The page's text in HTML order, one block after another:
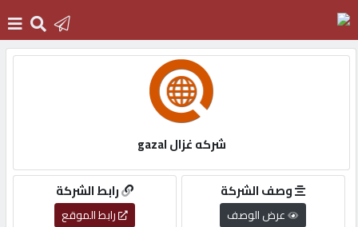
التسجيل
شركه غزال gazal
رابط الشركة
رابط الموقع
وصف الشركة
عرض الوصف